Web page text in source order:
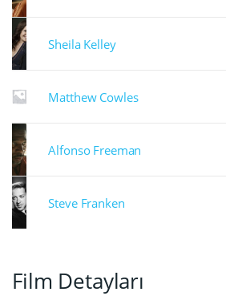
Sheila Kelley
Matthew Cowles
Alfonso Freeman
Steve Franken
Film Detayları